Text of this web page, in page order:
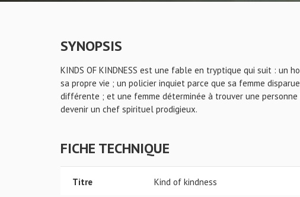
SYNOPSIS
KINDS OF KINDNESS est une fable en tryptique qui suit : un
sa propre vie ; un policier inquiet parce que sa femme
différente ; et une femme déterminée à trouver une personne
devenir un chef spirituel prodigieux.
FICHE TECHNIQUE
Titre Kind of kindness